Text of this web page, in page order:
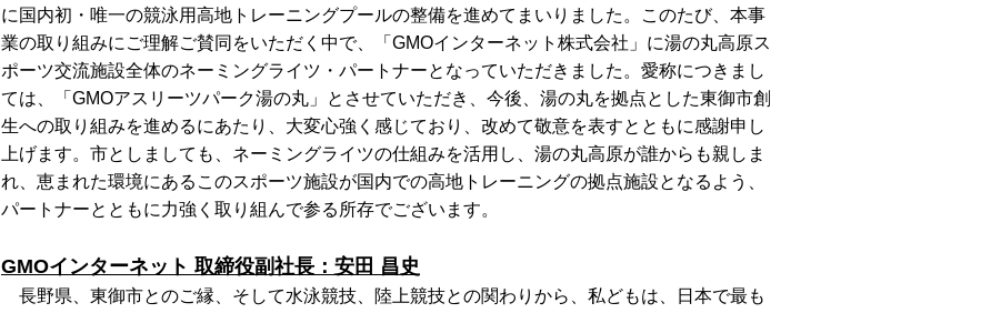
に国内初・唯一の競泳用高地トレーニングプールの整備を進めてまいりました。このたび、本事
業の取り組みにご理解ご賛同をいただく中で、「GMOインターネット株式会社」に湯の丸高原ス
ポーツ交流施設全体のネーミングライツ・パートナーとなっていただきました。愛称につきまし
ては、「GMOアスリーツパーク湯の丸」とさせていただき、今後、湯の丸を拠点とした東御市創
生への取り組みを進めるにあたり、大変心強く感じており、改めて敬意を表すとともに感謝申し
上げます。市としましても、ネーミングライツの仕組みを活用し、湯の丸高原が誰からも親しま
れ、恵まれた環境にあるこのスポーツ施設が国内での高地トレーニングの拠点施設となるよう、
パートナーとともに力強く取り組んで参る所存でございます。
GMOインターネット 取締役副社長：安田 昌史
長野県、東御市とのご縁、そして水泳競技、陸上競技との関わりから、私どもは、日本で最も